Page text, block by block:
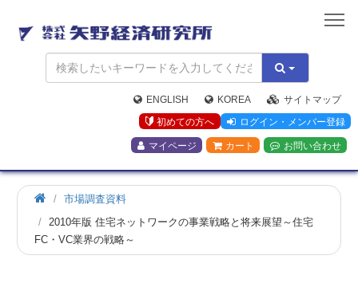
矢
野
経
済
研
究
所
ENGLISH KOREA
サイトマップ
初めての方へ
ログイン・メンバー登録
マイページ カート お問い合わせ
市場調査資料
2010年版 住宅ネットワークの事業戦略と将来展望～住宅
FC・VC業界の戦略～